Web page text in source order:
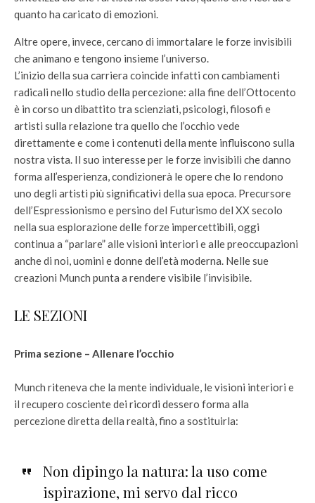
quanto ha caricato di emozioni.
Altre opere, invece, cercano di immortalare le forze invisibili
che animano e tengono insieme l’universo.
L’inizio della sua carriera coincide infatti con cambiamenti
radicali nello studio della percezione: alla fine dell’Ottocento
è in corso un dibattito tra scienziati, psicologi, filosofi e
artisti sulla relazione tra quello che l’occhio vede
direttamente e come i contenuti della mente influiscono sulla
nostra vista. Il suo interesse per le forze invisibili che danno
forma all’esperienza, condizionerà le opere che lo rendono
uno degli artisti più significativi della sua epoca. Precursore
dell’Espressionismo e persino del Futurismo del XX secolo
nella sua esplorazione delle forze impercettibili, oggi
continua a “parlare” alle visioni interiori e alle preoccupazioni
anche di noi, uomini e donne dell’età moderna. Nelle sue
creazioni Munch punta a rendere visibile l’invisibile.
LE SEZIONI
Prima sezione – Allenare l’occhio
Munch riteneva che la mente individuale, le visioni interiori e
il recupero cosciente dei ricordi dessero forma alla
percezione diretta della realtà, fino a sostituirla:
Non dipingo la natura: la uso come
ispirazione, mi servo dal ricco